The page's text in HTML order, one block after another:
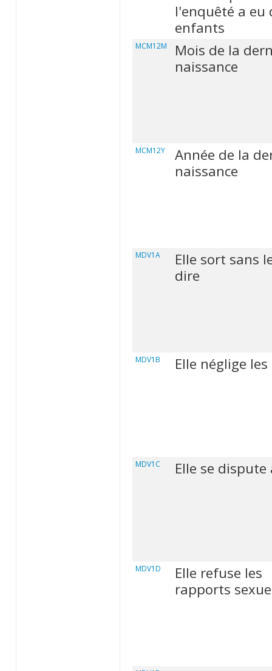
l'enquêté a eu
enfants
MCM12M
Mois de la
naissance
MCM12Y
Année de la
naissance
MDV1A
Elle sort sans
dire
MDV1B Elle néglige
MDV1C Elle se dispute
MDV1D
Elle refuse les
rapports